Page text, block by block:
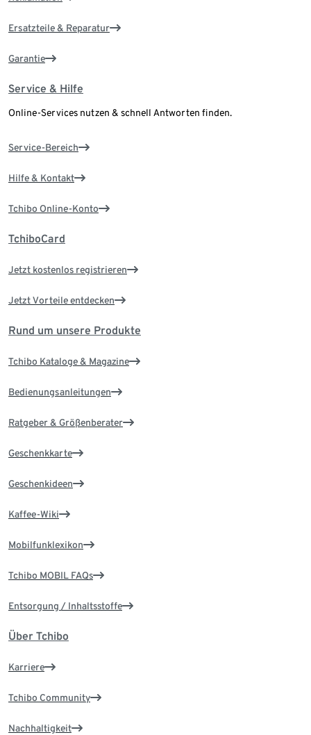
Ersatzteile & Reparatur
Garantie
Service & Hilfe
Online-Services nutzen & schnell Antworten finden.
Service-Bereich
Hilfe & Kontakt
Tchibo Online-Konto
TchiboCard
Jetzt kostenlos registrieren
Jetzt Vorteile entdecken
Rund um unsere Produkte
Tchibo Kataloge & Magazine
Bedienungsanleitungen
Ratgeber & Größenberater
Geschenkkarte
Geschenkideen
Kaffee-Wiki
Mobilfunklexikon
Tchibo MOBIL FAQs
Entsorgung / Inhaltsstoffe
Über Tchibo
Karriere
Tchibo Community
Nachhaltigkeit